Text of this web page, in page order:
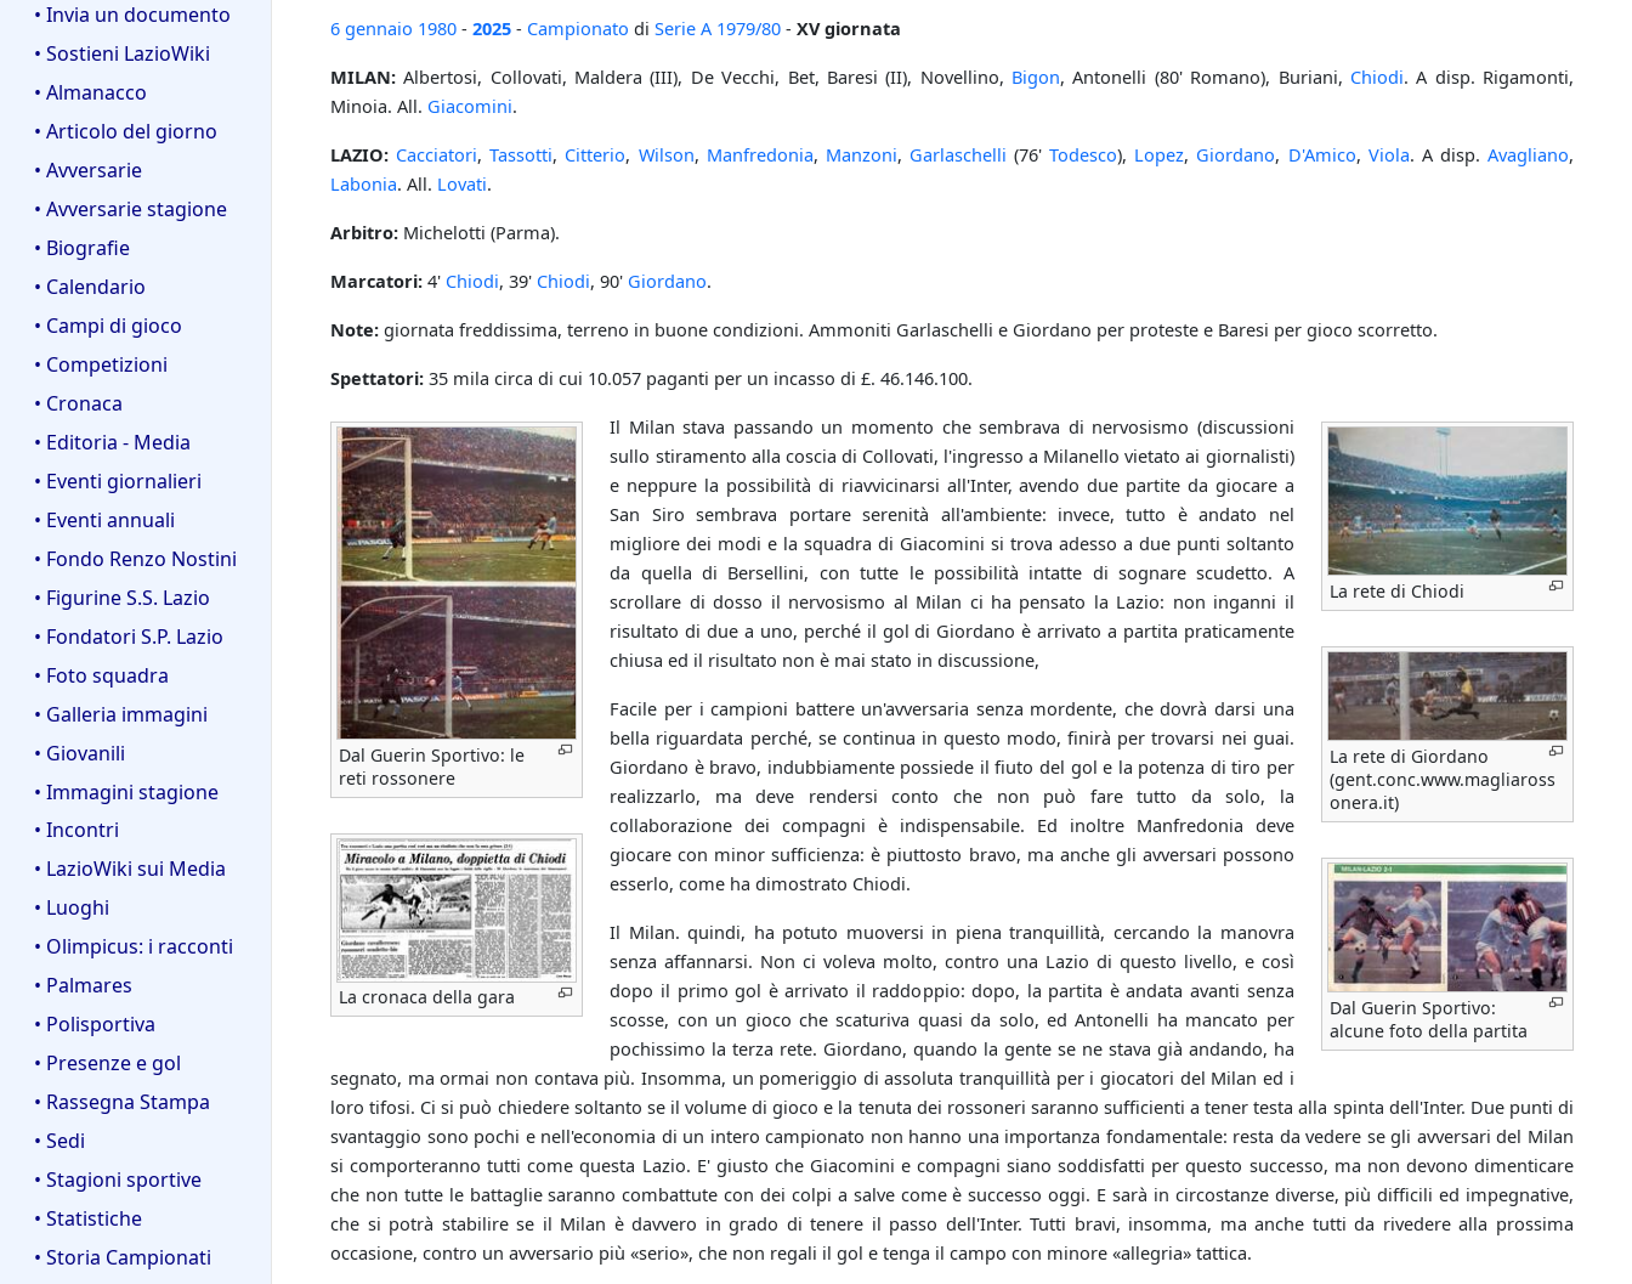
• Invia un documento
• Sostieni LazioWiki
• Almanacco
• Articolo del giorno
• Avversarie
• Avversarie stagione
• Biografie
• Calendario
• Campi di gioco
• Competizioni
• Cronaca
• Editoria - Media
• Eventi giornalieri
• Eventi annuali
• Fondo Renzo Nostini
• Figurine S.S. Lazio
• Fondatori S.P. Lazio
• Foto squadra
• Galleria immagini
• Giovanili
• Immagini stagione
• Incontri
• LazioWiki sui Media
• Luoghi
• Olimpicus: i racconti
• Palmares
• Polisportiva
• Presenze e gol
• Rassegna Stampa
• Sedi
• Stagioni sportive
• Statistiche
• Storia Campionati
6 gennaio 1980 - 2025 - Campionato di Serie A 1979/80 - XV giornata
MILAN: Albertosi, Collovati, Maldera (III), De Vecchi, Bet, Baresi (II), Novellino, Bigon, Antonelli (80' Romano), Buriani, Chiodi. A disp. Rigamonti,
Minoia. All. Giacomini.
LAZIO: Cacciatori,Tassotti, Citterio, Wilson, Manfredonia, Manzoni, Garlaschelli (76'Todesco), Lopez, Giordano, D'Amico, Viola. A disp. Avagliano,
Labonia. All. Lovati.
Arbitro: Michelotti (Parma).
Marcatori: 4' Chiodi, 39' Chiodi, 90' Giordano.
Note: giornata freddissima, terreno in buone condizioni. Ammoniti Garlaschelli e Giordano per proteste e Baresi per gioco scorretto.
Spettatori: 35 mila circa di cui 10.057 paganti per un incasso di £. 46.146.100.
La rete di Chiodi
Dal Guerin Sportivo: le
reti rossonere
La rete di Giordano
(gent.conc.www.magliaross
onera.it)
La cronaca della gara
Dal Guerin Sportivo:
alcune foto della partita
Il Milan stava passando un momento che sembrava di nervosismo (discussioni
sullo stiramento alla coscia di Collovati, l'ingresso a Milanello vietato ai giornalisti)
e neppure la possibilità di riavvicinarsi all'Inter, avendo due partite da giocare a
San Siro sembrava portare serenità all'ambiente: invece, tutto è andato nel
migliore dei modi e la squadra di Giacomini si trova adesso a due punti soltanto
da quella di Bersellini, con tutte le possibilità intatte di sognare scudetto. A
scrollare di dosso il nervosismo al Milan ci ha pensato la Lazio: non inganni il
risultato di due a uno, perché il gol di Giordano è arrivato a partita praticamente
chiusa ed il risultato non è mai stato in discussione,
Facile per i campioni battere un'avversaria senza mordente, che dovrà darsi una
bella riguardata perché, se continua in questo modo, finirà per trovarsi nei guai.
Giordano è bravo, indubbiamente possiede il fiuto del gol e la potenza di tiro per
realizzarlo, ma deve rendersi conto che non può fare tutto da solo, la
collaborazione dei compagni è indispensabile. Ed inoltre Manfredonia deve
giocare con minor sufficienza: è piuttosto bravo, ma anche gli avversari possono
esserlo, come ha dimostrato Chiodi.
Il Milan. quindi, ha potuto muoversi in piena tranquillità, cercando la manovra
senza affannarsi. Non ci voleva molto, contro una Lazio di questo livello, e così
dopo il primo gol è arrivato il raddoppio: dopo, la partita è andata avanti senza
scosse, con un gioco che scaturiva quasi da solo, ed Antonelli ha mancato per
pochissimo la terza rete. Giordano, quando la gente se ne stava già andando, ha
segnato, ma ormai non contava più. Insomma, un pomeriggio di assoluta tranquillità per i giocatori del Milan ed i
loro tifosi. Ci si può chiedere soltanto se il volume di gioco e la tenuta dei rossoneri saranno sufficienti a tener testa alla spinta dell'Inter. Due punti di
svantaggio sono pochi e nell'economia di un intero campionato non hanno una importanza fondamentale: resta da vedere se gli avversari del Milan
si comporteranno tutti come questa Lazio. E' giusto che Giacomini e compagni siano soddisfatti per questo successo, ma non devono dimenticare
che non tutte le battaglie saranno combattute con dei colpi a salve come è successo oggi. E sarà in circostanze diverse, più difficili ed impegnative,
che si potrà stabilire se il Milan è davvero in grado di tenere il passo dell'Inter. Tutti bravi, insomma, ma anche tutti da rivedere alla prossima
occasione, contro un avversario più «serio», che non regali il gol e tenga il campo con minore «allegria» tattica.